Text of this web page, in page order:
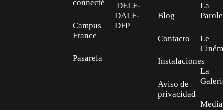
connecté
Campus
France
Pasarela
DELF-
DALF-
DFP
Blog
Contacto
Instalaciones
Aviso de
privacidad
La
Parole
Le
La